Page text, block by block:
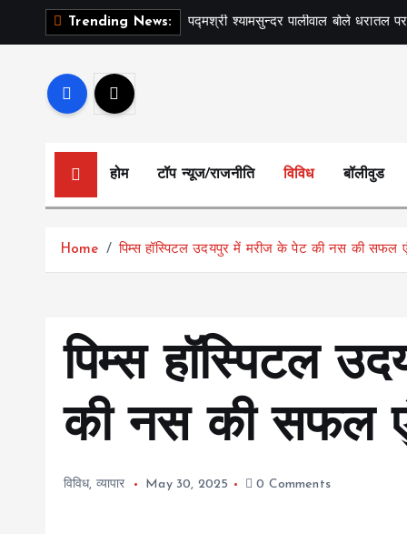
Trending News: पद्मश्री श्यामसुन्दर पालीवाल बोले धरातल
होम टॉप न्यूज/राजनीति विविध बॉलीवुड
Home पिम्स हॉस्पिटल उदयपुर में मरीज के पेट की नस की सफल
पिम्स हॉस्पिटल
की नस की सफल
विविध, व्यापार May 30, 2025 0 Comments